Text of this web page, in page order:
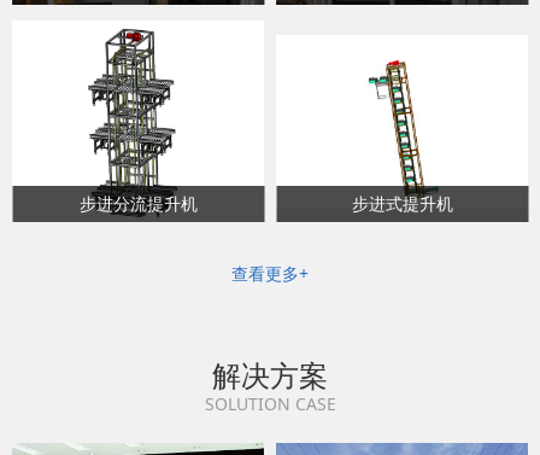
步进分流提升机 步进式提升机
查看更多+
解决方案
SOLUTION CASE